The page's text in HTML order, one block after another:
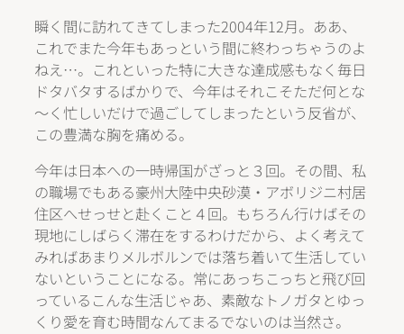
瞬く間に訪れてきてしまった2004年12月。ああ、
これでまた今年もあっという間に終わっちゃうのよ
ねえ…。これといった特に大きな達成感もなく毎日
ドタバタするばかりで、今年はそれこそただ何とな
～く忙しいだけで過ごしてしまったという反省が、
この豊満な胸を痛める。
今年は日本への一時帰国がざっと３回。その間、私
の職場でもある豪州大陸中央砂漠・アボリジニ村居
住区へせっせと赴くこと４回。もちろん行けばその
現地にしばらく滞在をするわけだから、よく考えて
みればあまりメルボルンでは落ち着いて生活してい
ないということになる。常にあっちこっちと飛び回
っているこんな生活じゃあ、素敵なトノガタとゆっ
くり愛を育む時間なんてまるでないのは当然さ。